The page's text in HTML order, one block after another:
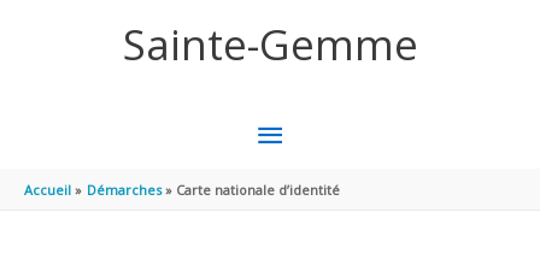
Sainte-Gemme
MENU
PRINCIPAL
Accueil Démarches Carte nationale d’identité